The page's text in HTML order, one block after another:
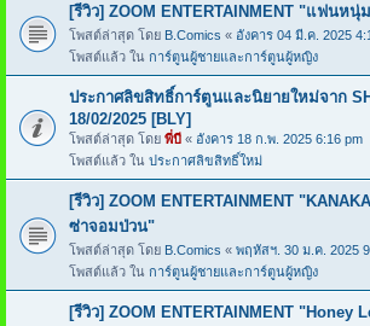
[รีวิว] ZOOM ENTERTAINMENT "แฟนห
โพสต์ล่าสุด โดย B.Comics « อังคาร 04 มี.ค. 2025
โพสต์แล้ว ใน การ์ตูนผู้ชายและการ์ตูนผู้หญิง
ประกาศลิขสิทธิ์การ์ตูนและนิยายใหม่จาก
18/02/2025 [BLY]
โพสต์ล่าสุด โดย พี่บี « อังคาร 18 ก.พ. 2025 6:16 pm
โพสต์แล้ว ใน ประกาศลิขสิทธิ์ใหม่
[รีวิว] ZOOM ENTERTAINMENT
ซ่าจอมป่วน"
โพสต์ล่าสุด โดย B.Comics « พฤหัสฯ. 30 ม.ค. 2025
โพสต์แล้ว ใน การ์ตูนผู้ชายและการ์ตูนผู้หญิง
[รีวิว] ZOOM ENTERTAINMENT "Honey